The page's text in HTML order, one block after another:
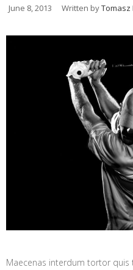
June 8, 2013 Written byTomasz
Maecenas interdum tortor quis